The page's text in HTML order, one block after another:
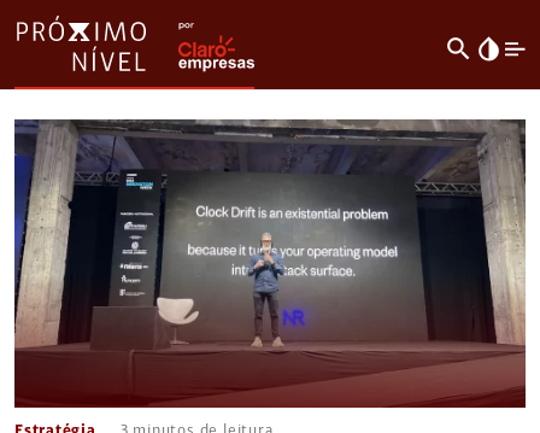
search invert_colors